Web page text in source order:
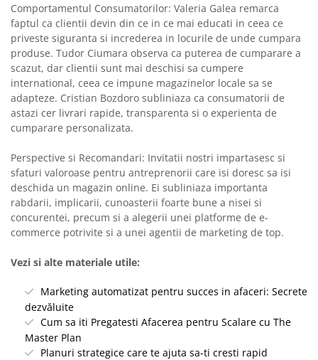
Comportamentul Consumatorilor: Valeria Galea remarca
faptul ca clientii devin din ce in ce mai educati in ceea ce
priveste siguranta si increderea in locurile de unde cumpara
produse. Tudor Ciumara observa ca puterea de cumparare a
scazut, dar clientii sunt mai deschisi sa cumpere
international, ceea ce impune magazinelor locale sa se
adapteze. Cristian Bozdoro subliniaza ca consumatorii de
astazi cer livrari rapide, transparenta si o experienta de
cumparare personalizata.
Perspective si Recomandari: Invitatii nostri impartasesc si
sfaturi valoroase pentru antreprenorii care isi doresc sa isi
deschida un magazin online. Ei subliniaza importanta
rabdarii, implicarii, cunoasterii foarte bune a nisei si
concurentei, precum si a alegerii unei platforme de e-
commerce potrivite si a unei agentii de marketing de top.
Vezi si alte materiale utile:
Marketing automatizat pentru succes in afaceri: Secrete
dezvăluite
Cum sa iti Pregatesti Afacerea pentru Scalare cu The
Master Plan
Planuri strategice care te ajuta sa-ti cresti rapid